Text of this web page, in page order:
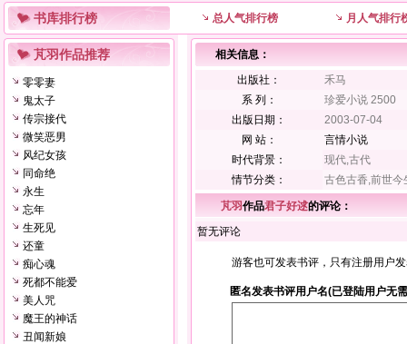
书库排行榜 总人气排行榜 月人气排行
芃羽作品推荐
零零妻
鬼太子
传宗接代
微笑恶男
风纪女孩
同命绝
永生
忘年
生死见
还童
痴心魂
死都不能爱
美人咒
魔王的神话
丑闻新娘
相关信息：
出版社：
禾马
系 列：
珍爱小说 2500
出版日期：
2003-07-04
网 站：
言情小说
时代背景：
现代,古代
情节分类：
古色古香,前世今
芃羽作品君子好逑的评论：
暂无评论
游客也可发表书评，只有注册用户
匿名发表书评用户名(已登陆用户无